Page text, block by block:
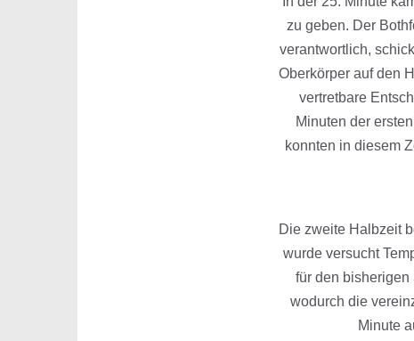
zu geben. Der
verantwortlich,
Oberkörper auf den
vertretbare
Minuten der
konnten in diesem
Die zweite Halbzeit
wurde versucht
für den bisherigen
wodurch die
Minute